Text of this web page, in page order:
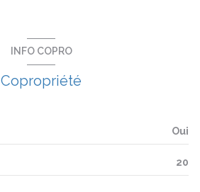
INFO COPRO
Copropriété
Oui
20